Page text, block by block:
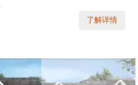
了解详情